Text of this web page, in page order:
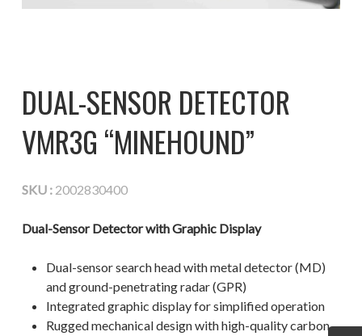
DUAL-SENSOR DETECTOR
VMR3G “MINEHOUND”
SKU :2002830400
Dual-Sensor Detector with Graphic Display
Dual-sensor search head with metal detector (MD)
and ground-penetrating radar (GPR)
Integrated graphic display for simplified operation
Rugged mechanical design with high-quality carbon